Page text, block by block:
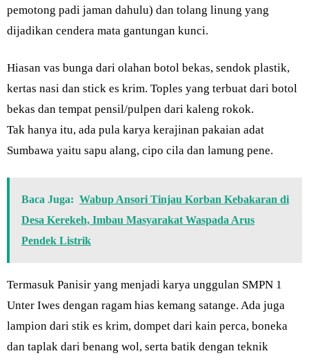
pemotong padi jaman dahulu) dan tolang linung yang
dijadikan cendera mata gantungan kunci.
Hiasan vas bunga dari olahan botol bekas, sendok plastik,
kertas nasi dan stick es krim. Toples yang terbuat dari botol
bekas dan tempat pensil/pulpen dari kaleng rokok.
Tak hanya itu, ada pula karya kerajinan pakaian adat
Sumbawa yaitu sapu alang, cipo cila dan lamung pene.
Baca Juga: Wabup Ansori Tinjau Korban Kebakaran di
Desa Kerekeh, Imbau Masyarakat Waspada Arus
Pendek Listrik
Termasuk Panisir yang menjadi karya unggulan SMPN 1
Unter Iwes dengan ragam hias kemang satange. Ada juga
lampion dari stik es krim, dompet dari kain perca, boneka
dan taplak dari benang wol, serta batik dengan teknik